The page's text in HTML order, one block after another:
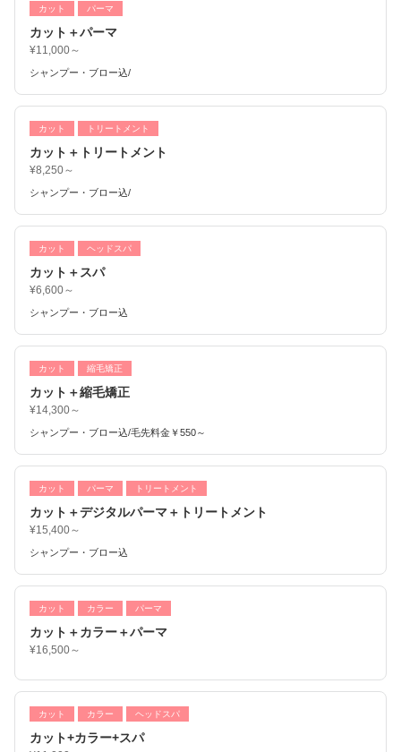
カット パーマ
カット＋パーマ
¥11,000～
シャンプー・ブロー込/
カット トリートメント
カット＋トリートメント
¥8,250～
シャンプー・ブロー込/
カット ヘッドスパ
カット＋スパ
¥6,600～
シャンプー・ブロー込
カット 縮毛矯正
カット＋縮毛矯正
¥14,300～
シャンプー・ブロー込/毛先料金￥550～
カット パーマ トリートメント
カット＋デジタルパーマ＋トリートメント
¥15,400～
シャンプー・ブロー込
カット カラー パーマ
カット＋カラー＋パーマ
¥16,500～
カット カラー ヘッドスパ
カット+カラー+スパ